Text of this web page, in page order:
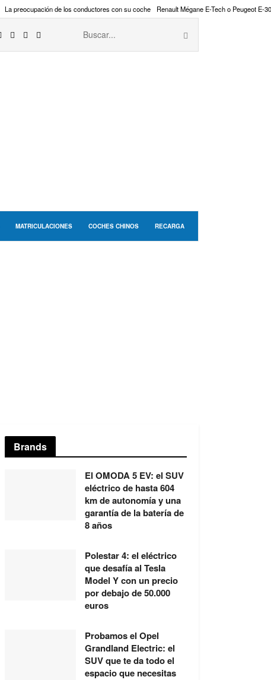
La preocupación de los conductores con su coche Renault Mégane E-Tech o Peugeot E-
MATRICULACIONES COCHES CHINOS RECARGA
Brands
El OMODA 5 EV: el SUV
eléctrico de hasta 604
km de autonomía y una
garantía de la batería de
8 años
Polestar 4: el eléctrico
que desafía al Tesla
Model Y con un precio
por debajo de 50.000
euros
Probamos el Opel
Grandland Electric: el
SUV que te da todo el
espacio que necesitas